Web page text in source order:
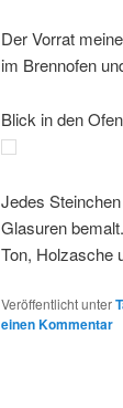
Der Vorrat
im Brennofen
Blick in den
Jedes
Glasuren
Ton, Holzasche
Veröffentlicht unter
einen Kommentar